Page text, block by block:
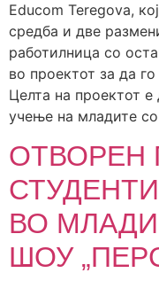
Educom Teregova,
средба и две
работилница со
во проектот за да
Целта на проектот
учење на младите
ОТВОРЕН
ВО
ШОУ